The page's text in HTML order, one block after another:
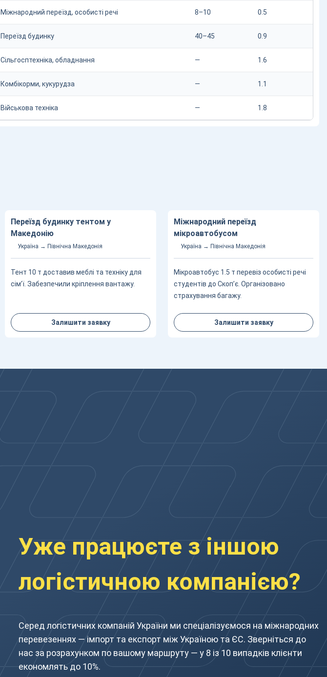
Міжнародний переїзд, особисті речі 8–10 0.5
Переїзд будинку 40–45 0.9
Сільгосптехніка, обладнання — 1.6
Комбікорми, кукурудза — 1.1
Військова техніка — 1.8
Переїзд будинку тентом у
Македонію
Україна → Північна Македонія
Тент 10 т доставив меблі та техніку для
сім’ї. Забезпечили кріплення вантажу.
Залишити заявку
Міжнародний переїзд
мікроавтобусом
Україна → Північна Македонія
Мікроавтобус 1.5 т перевіз особисті речі
студентів до Скоп’є. Організовано
страхування багажу.
Залишити заявку
Уже працюєте з іншою
логістичною компанією?
Серед логістичних компаній України ми спеціалізуємося на міжнародних
перевезеннях — імпорт та експорт між Україною та ЄС. Зверніться до
нас за розрахунком по вашому маршруту — у 8 із 10 випадків клієнти
економлять до 10%.